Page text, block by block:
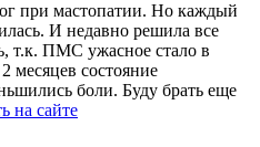
при мастопатии. Но каждый
И недавно решила все
т.к. ПМС ужасное стало в
месяцев состояние
боли. Буду брать еще
на сайте